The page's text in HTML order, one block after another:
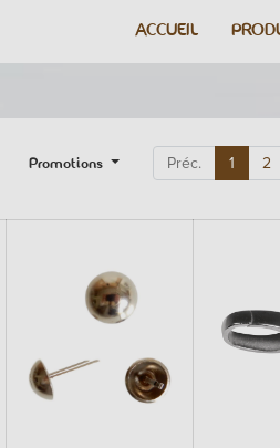
ACCUEIL
Promotions Préc. 1 2